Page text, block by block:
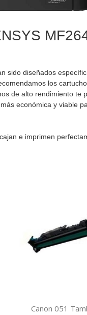
sido diseñados
los
de alto rendimiento te
económica y viable
e imprimen
Canon 051